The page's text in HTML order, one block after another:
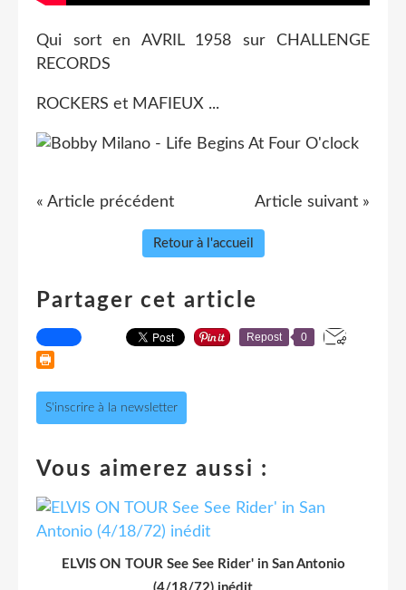
Qui sort en AVRIL 1958 sur CHALLENGE
RECORDS
ROCKERS et MAFIEUX ...
« Article précédent Article suivant »
Retour à l'accueil
Partager cet article
Repost 0
S'inscrire à la newsletter
Vous aimerez aussi :
ELVIS ON TOUR See See Rider' in San Antonio